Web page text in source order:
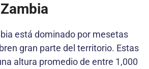
está dominado por mesetas
gran parte del territorio. Estas
altura promedio de entre 1,000